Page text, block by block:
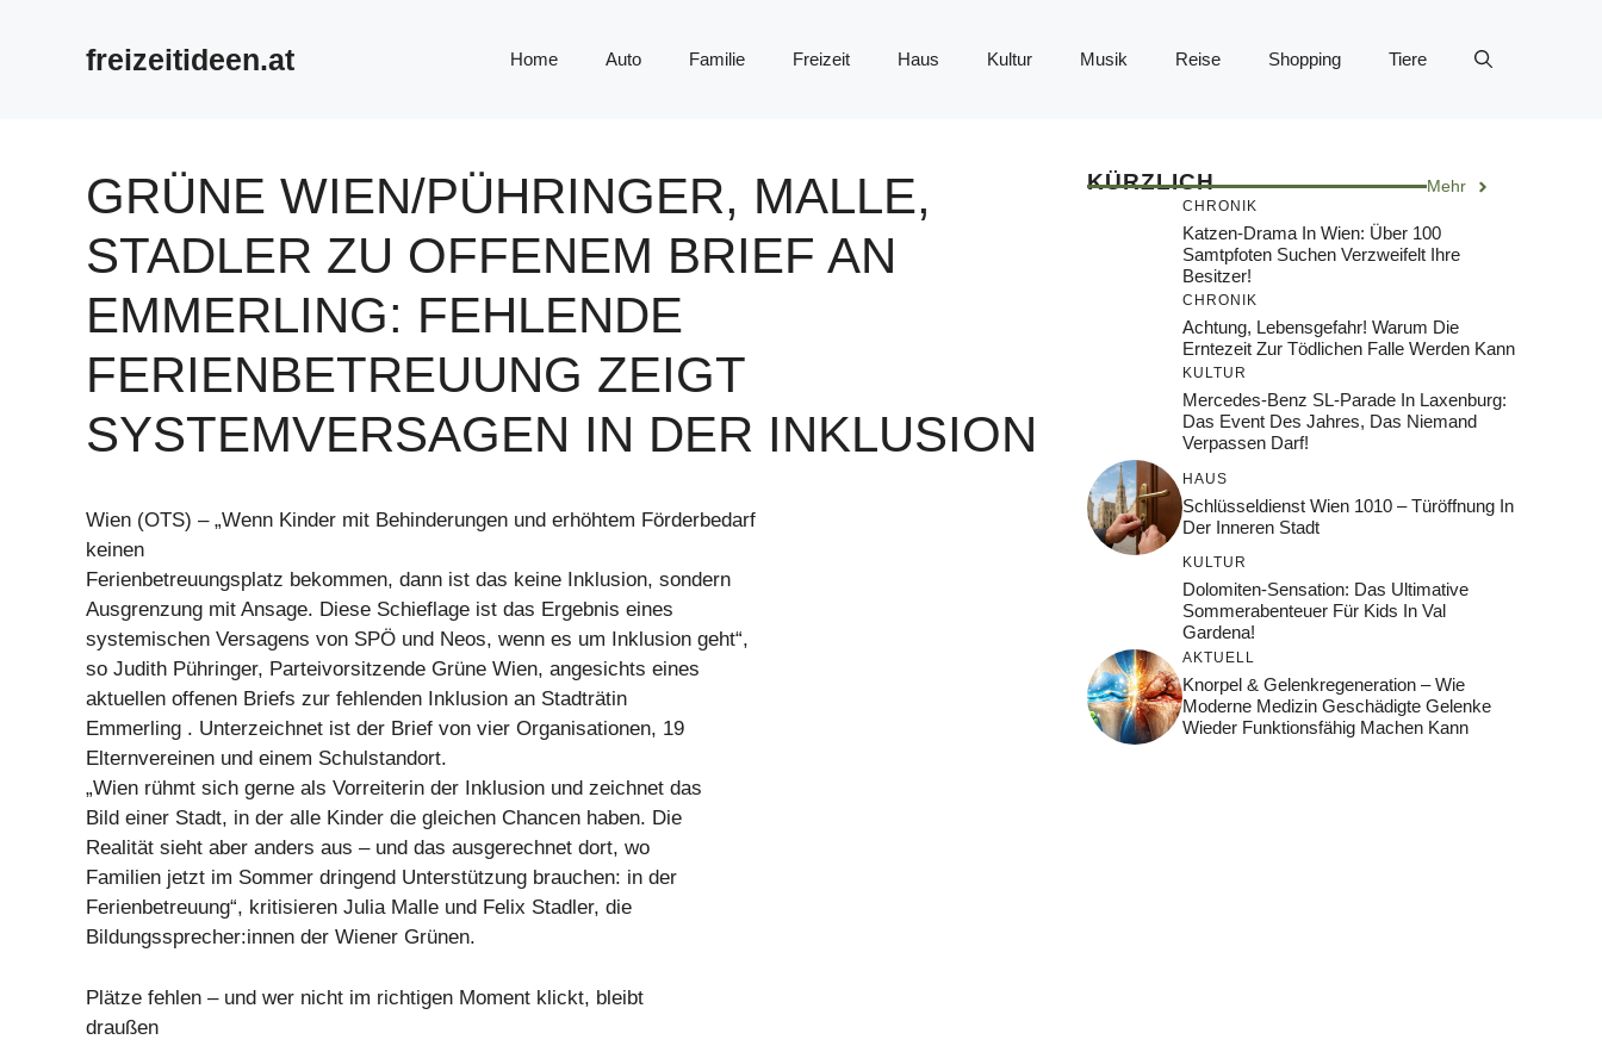
freizeitideen.at Home Auto Familie Freizeit Haus Kultur Musik Reise Shopping Tiere
GRÜNE WIEN/PÜHRINGER, MALLE,
STADLER ZU OFFENEM BRIEF AN
EMMERLING: FEHLENDE
FERIENBETREUUNG ZEIGT
SYSTEMVERSAGEN IN DER INKLUSION
Wien (OTS) – „Wenn Kinder mit Behinderungen und erhöhtem Förderbedarf
keinen
Ferienbetreuungsplatz bekommen, dann ist das keine Inklusion, sondern
Ausgrenzung mit Ansage. Diese Schieflage ist das Ergebnis eines
systemischen Versagens von SPÖ und Neos, wenn es um Inklusion geht“,
so Judith Pühringer, Parteivorsitzende Grüne Wien, angesichts eines
aktuellen offenen Briefs zur fehlenden Inklusion an Stadträtin
Emmerling . Unterzeichnet ist der Brief von vier Organisationen, 19
Elternvereinen und einem Schulstandort.
„Wien rühmt sich gerne als Vorreiterin der Inklusion und zeichnet das
Bild einer Stadt, in der alle Kinder die gleichen Chancen haben. Die
Realität sieht aber anders aus – und das ausgerechnet dort, wo
Familien jetzt im Sommer dringend Unterstützung brauchen: in der
Ferienbetreuung“, kritisieren Julia Malle und Felix Stadler, die
Bildungssprecher:innen der Wiener Grünen.
Plätze fehlen – und wer nicht im richtigen Moment klickt, bleibt
draußen
KÜRZLICH Mehr
CHRONIK
Katzen-Drama In Wien: Über 100
Samtpfoten Suchen Verzweifelt Ihre
Besitzer!
CHRONIK
Achtung, Lebensgefahr! Warum Die
Erntezeit Zur Tödlichen Falle Werden Kann
KULTUR
Mercedes-Benz SL-Parade In Laxenburg:
Das Event Des Jahres, Das Niemand
Verpassen Darf!
HAUS
Schlüsseldienst Wien 1010 – Türöffnung In
Der Inneren Stadt
KULTUR
Dolomiten-Sensation: Das Ultimative
Sommerabenteuer Für Kids In Val
Gardena!
AKTUELL
Knorpel & Gelenkregeneration – Wie
Moderne Medizin Geschädigte Gelenke
Wieder Funktionsfähig Machen Kann